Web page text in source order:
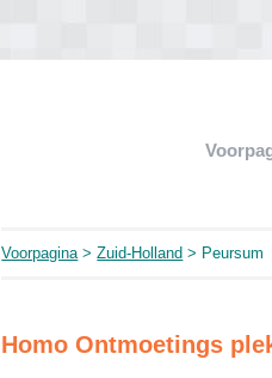
Voorpagina>Zuid-Holland > Peursum
Homo Ontmoetings